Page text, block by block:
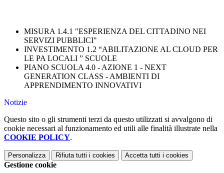
MISURA 1.4.1 "ESPERIENZA DEL CITTADINO NEI
SERVIZI PUBBLICI"
INVESTIMENTO 1.2 “ABILITAZIONE AL CLOUD PER
LE PA LOCALI ” SCUOLE
PIANO SCUOLA 4.0 - AZIONE 1 - NEXT
GENERATION CLASS - AMBIENTI DI
APPRENDIMENTO INNOVATIVI
Notizie
Questo sito o gli strumenti terzi da questo utilizzati si avvalgono di
cookie necessari al funzionamento ed utili alle finalità illustrate nella
COOKIE POLICY.
Personalizza Rifiuta tutti i cookies Accetta tutti i cookies
Gestione cookie